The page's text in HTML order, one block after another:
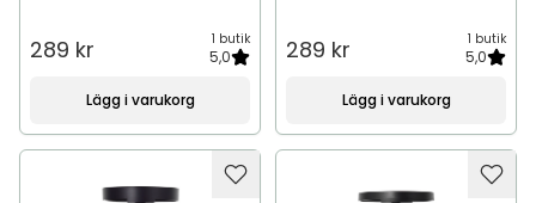
289 kr 1 butik
5,0
Lägg i varukorg
289 kr 1 butik
5,0
Lägg i varukorg